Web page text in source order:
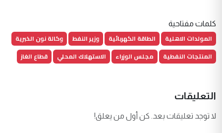
كلمات مفتاحية
المولدات الاهلية الطاقة الكهربائية وزير النفط
وكالة نون الخبرية
المنتجات النفطية
مجلس الوزراء الاستهلاك المحلي قطاع الغاز
التعليقات
لا توجد تعليقات بعد. كن أول من يعلق!